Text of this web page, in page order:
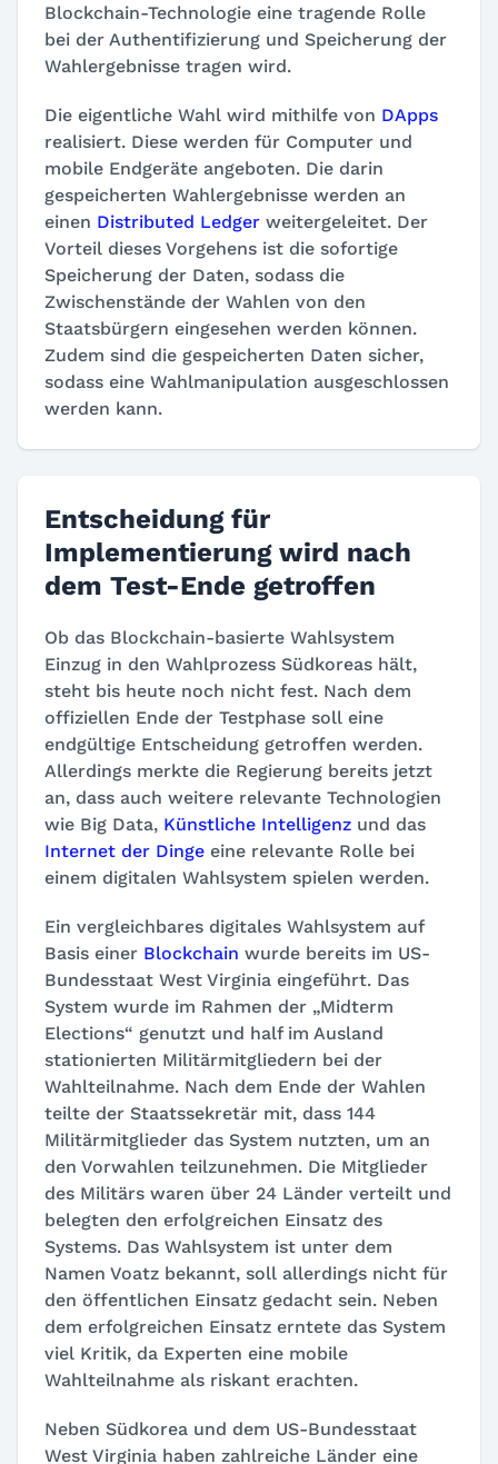
Blockchain-Technologie eine tragende Rolle
bei der Authentifizierung und Speicherung der
Wahlergebnisse tragen wird.
Die eigentliche Wahl wird mithilfe von DApps
realisiert. Diese werden für Computer und
mobile Endgeräte angeboten. Die darin
gespeicherten Wahlergebnisse werden an
einen Distributed Ledger weitergeleitet. Der
Vorteil dieses Vorgehens ist die sofortige
Speicherung der Daten, sodass die
Zwischenstände der Wahlen von den
Staatsbürgern eingesehen werden können.
Zudem sind die gespeicherten Daten sicher,
sodass eine Wahlmanipulation ausgeschlossen
werden kann.
Entscheidung für
Implementierung wird nach
dem Test-Ende getroffen
Ob das Blockchain-basierte Wahlsystem
Einzug in den Wahlprozess Südkoreas hält,
steht bis heute noch nicht fest. Nach dem
offiziellen Ende der Testphase soll eine
endgültige Entscheidung getroffen werden.
Allerdings merkte die Regierung bereits jetzt
an, dass auch weitere relevante Technologien
wie Big Data, Künstliche Intelligenz und das
Internet der Dinge eine relevante Rolle bei
einem digitalen Wahlsystem spielen werden.
Ein vergleichbares digitales Wahlsystem auf
Basis einer Blockchain wurde bereits im US-
Bundesstaat West Virginia eingeführt. Das
System wurde im Rahmen der „Midterm
Elections“ genutzt und half im Ausland
stationierten Militärmitgliedern bei der
Wahlteilnahme. Nach dem Ende der Wahlen
teilte der Staatssekretär mit, dass 144
Militärmitglieder das System nutzten, um an
den Vorwahlen teilzunehmen. Die Mitglieder
des Militärs waren über 24 Länder verteilt und
belegten den erfolgreichen Einsatz des
Systems. Das Wahlsystem ist unter dem
Namen Voatz bekannt, soll allerdings nicht für
den öffentlichen Einsatz gedacht sein. Neben
dem erfolgreichen Einsatz erntete das System
viel Kritik, da Experten eine mobile
Wahlteilnahme als riskant erachten.
Neben Südkorea und dem US-Bundesstaat
West Virginia haben zahlreiche Länder eine